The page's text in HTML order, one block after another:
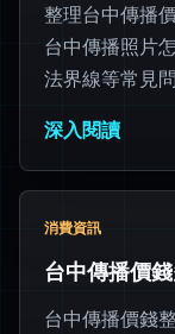
整理台中傳播
台中傳播照片
法界線等常見問
深入閱讀
消費資訊
台中傳播價
台中傳播價錢